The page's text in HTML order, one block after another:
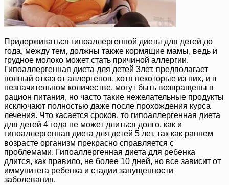
Придерживаться гипоаллергенной диеты для детей до
года, между тем, должны также кормящие мамы, ведь и
грудное молоко может стать причиной аллергии.
Гипоаллергенная диета для детей 3лет, предполагает
полный отказ от аллергенов, хотя некоторые из них, и в
незначительном количестве, могут быть возвращены в
рацион питания, но часто такие нежелательные продукты
исключают полностью даже после прохождения курса
лечения. Что касается сроков, то гипоаллергенная диета
для детей 4 года не может длиться долго, как и
гипоаллергенная диета для детей 5 лет, так как раннем
возрасте организм прекрасно справляется с
проблемами. Гипоаллергенная диета для ребенка
длится, как правило, не более 10 дней, но все зависит от
иммунитета ребенка и стадии запущенности
заболевания.